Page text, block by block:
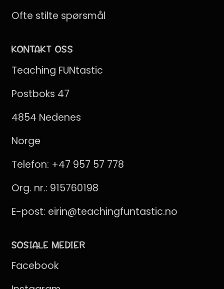
Ofte stilte spørsmål
KONTAKT OSS
Teaching FUNtastic
Postboks 47
4854 Nedenes
Norge
Telefon: +47 957 57 778
Org. nr.: 915760198
E-post: eirin@teachingfuntastic.no
SOSIALE MEDIER
Facebook